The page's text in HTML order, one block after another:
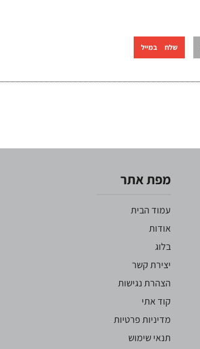
שלח במייל
מפת אתר
עמוד הבית
אודות
בלוג
יצירת קשר
הצהרת נגישות
קוד אתי
מדיניות פרטיות
תנאי שימוש